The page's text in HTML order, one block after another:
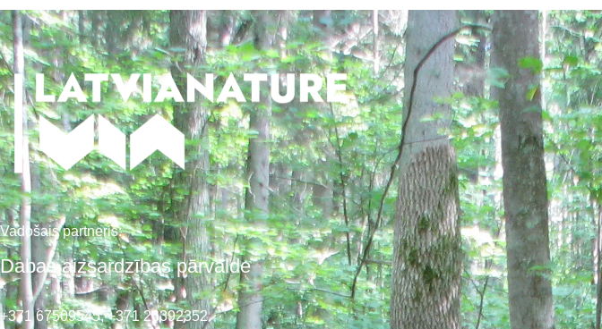
Vadošais partneris:
Dabas aizsardzības pārvalde
+371 67509545,+371 26392352